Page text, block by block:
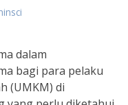
dalam
bagi para pelaku
(UMKM) di